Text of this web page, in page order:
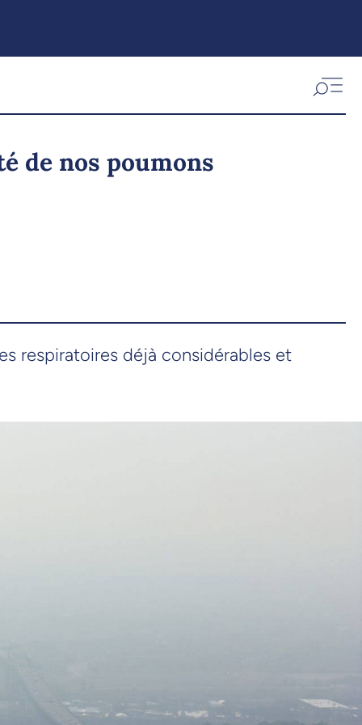
de nos poumons
respiratoires déjà considérables et